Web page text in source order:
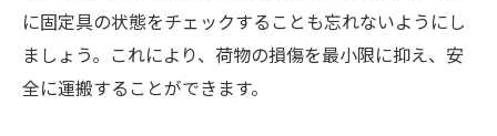
に固定具の状態をチェックすることも忘れないようにし
ましょう。これにより、荷物の損傷を最小限に抑え、安
全に運搬することができます。